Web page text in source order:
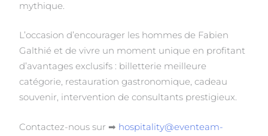
mythique.
L’occasion d’encourager les hommes de Fabien
Galthié et de vivre un moment unique en profitant
d’avantages exclusifs : billetterie meilleure
catégorie, restauration gastronomique, cadeau
souvenir, intervention de consultants prestigieux.
Contactez-nous sur ➡ hospitality@eventeam-